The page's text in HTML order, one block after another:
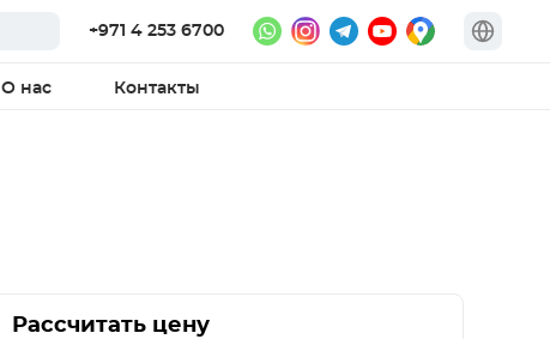
+971 4 253 6700
О нас Контакты
Рассчитать цену